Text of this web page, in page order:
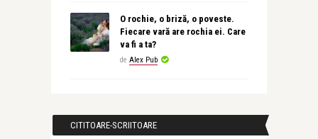
O rochie, o briză, o poveste.
Fiecare vară are rochia ei. Care
va fi a ta?
de Alex Pub
CITITOARE-SCRIITOARE